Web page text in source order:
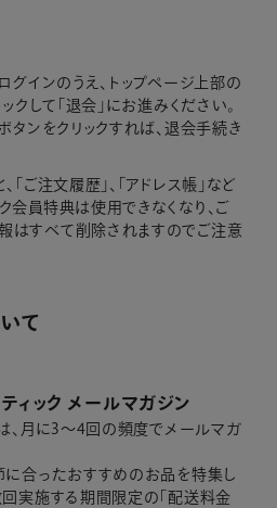
グインのうえ、トップページ上部の
クして「退会」にお進みください。
タンをクリックすれば、退会手続き
ご注文履歴」、「アドレス帳」など
会員特典は使用できなくなり、ご
はすべて削除されますのでご注意
て
ィック メールマガジン
、月に3～4回の頻度でメールマガ
に合ったおすすめのお品を特集し
実施する期間限定の「配送料金